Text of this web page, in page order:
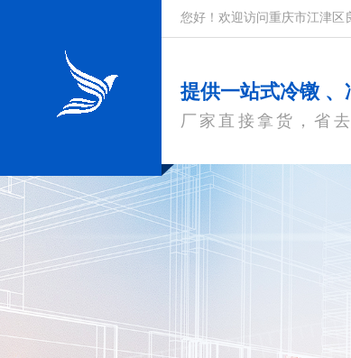
您好！欢迎访问重庆市江津区
提供一站式冷镦 、
厂家直接拿货，省